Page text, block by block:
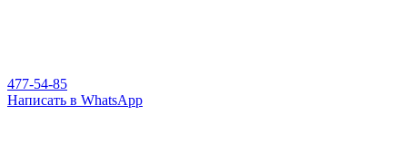
477-54-85
Написать в WhatsApp